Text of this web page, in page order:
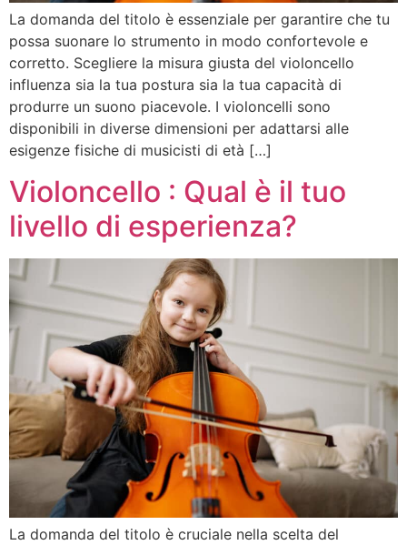
La domanda del titolo è essenziale per garantire che tu
possa suonare lo strumento in modo confortevole e
corretto. Scegliere la misura giusta del violoncello
influenza sia la tua postura sia la tua capacità di
produrre un suono piacevole. I violoncelli sono
disponibili in diverse dimensioni per adattarsi alle
esigenze fisiche di musicisti di età […]
Violoncello : Qual è il tuo
livello di esperienza?
La domanda del titolo è cruciale nella scelta del